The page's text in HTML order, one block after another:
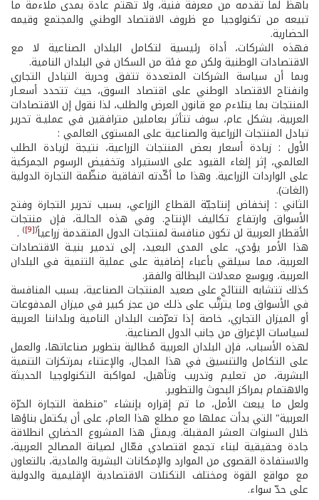
باهظ لما تقدمه من معرفة فنية، ولا تهتم عادة بمدى ملاءمة ما
تبيعه من تكنولوجيا مع ظروف الاقتصاد الوطني والمجتمع وقيمه
الحضارية.
فهذه الشركات، أداة رئيسية لتكامل البلدان الصناعية لا مع
الاقتصادات الوطنية ولكن مع فئة من السكان في البلدان النامية.
وبما أن سياسة الشركات المتعددة تتفق وحرية التبادل التجاري
وانفتاح الاقتصاد الوطني على اقتصاد السوق، حيث تتحدد أسعـار
المنتجات بما يتلاءم مع قانون العرض والطلب، لذا نقول إن الاقتصادات
العربية، بشكل عام، سوف تتأثر بعاملين مترافقين في عمليـة تحرير
تبادل المنتجات الزراعية والصناعية على المستوى العالمي :
الأول : زيادة أسعار بعض المنتجات الزراعية، نتيجة لزيادة الطلب
العالمي، إثر إلغاء القيود على الاستيراد وتخفيض الرسوم الجمركية
على الواردات الزراعية. وهذا ما أكّدته اتفاقية منظّمة التجارة الدولية
(الغات).
الثاني : إنخفاض إنتاجيّة القطاع الزراعي، بسبب تحرير التجارة وفتح
الأسواق وارتفاع تكاليف الإنتاج. وفي هذه الحالـة، فإن منتجات
الأقطار العربية لن تكون منافسة لمنتجات الدول المتقدمة زراعياً(
[9]
)
.
هذا الأمر يؤدي، على المدى البعيد، إلى تدمير بنيـة الاقتصادات
العربية، مما سيلقي بأعباء إضافية على عملية التنمية في البلدان
العربية، ويوسع معدلات البطالة والفقر.
كذلك تتشابه النتائج على صعيد المنتجات الصناعية، بسبب المنافسة
في الأسواق وما يترتَّب على ذلـك من عجز كبير في ميزان المدفوعات
أو الميزان التجاري، خاصة إذا تعرّضت البلدان النامية وبلداننا العربية
لسياسات الإغراق من جانب الدول الصناعية.
لهذه الأسباب، فإن البلدان العربية مُطالبة بتطوير صناعاتها، والعمل
على التكامل والتنسيق في هذا المجال، والإعتناء بمرتكزات التنمية
البشرية، من تعليم وتدريب وتأهيل، لمواكبة التكنولوجيا الحديثة
والاهتمام بمراكز البحوث والتطوير.
ولعل ما يبعث الأمل، ما تم إقراره بإنشاء "منظمة التجارة الحرّة
العربية" التي بدأت عملها مع مطلع هذا العام، على أن يكتمل بناؤها
خلال السنوات العشر المقبلة. ويمثل هذا المشروع الحضاري انطلاقة
جادة وحقيقية لبناء تجمع اقتصادي فعّال لصيانة المصالح العربية،
والاستفادة القصوى من الموارد والإمكانات البشرية والمادية، بالتعاون
مع مواقع القوة ومختلف التكتلات الاقتصادية الإقليمية والدولية
على حدّ سواء.